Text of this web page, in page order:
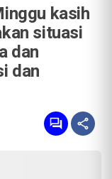
kasih
situasi
dan
dan